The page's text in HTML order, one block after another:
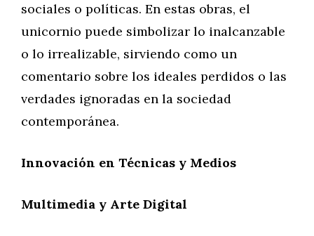
sociales o políticas. En estas obras, el
unicornio puede simbolizar lo inalcanzable
o lo irrealizable, sirviendo como un
comentario sobre los ideales perdidos o las
verdades ignoradas en la sociedad
contemporánea.
Innovación en Técnicas y Medios
Multimedia y Arte Digital